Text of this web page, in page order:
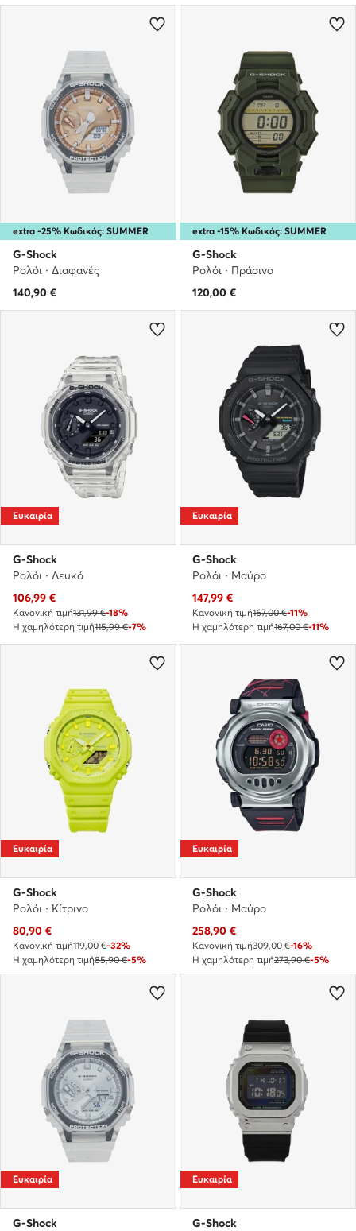
extra -25% Κωδικός: SUMMER
G-Shock
Ρολόι · Διαφανές
140,90 €
extra -15% Κωδικός: SUMMER
G-Shock
Ρολόι · Πράσινο
120,00 €
Ευκαιρία
G-Shock
Ρολόι · Λευκό
Τρέχουσα τιμή
106,99 €
Κανονική τιμή131,99 €-18%
Η χαμηλότερη τιμή115,99 €-7%
Ευκαιρία
G-Shock
Ρολόι · Μαύρο
Τρέχουσα τιμή
147,99 €
Κανονική τιμή167,00 €-11%
Η χαμηλότερη τιμή167,00 €-11%
Ευκαιρία
G-Shock
Ρολόι · Κίτρινο
Τρέχουσα τιμή
80,90 €
Κανονική τιμή119,00 €-32%
Η χαμηλότερη τιμή85,90 €-5%
Ευκαιρία
G-Shock
Ρολόι · Μαύρο
Τρέχουσα τιμή
258,90 €
Κανονική τιμή309,00 €-16%
Η χαμηλότερη τιμή273,90 €-5%
Ευκαιρία
G-Shock
Ευκαιρία
G-Shock